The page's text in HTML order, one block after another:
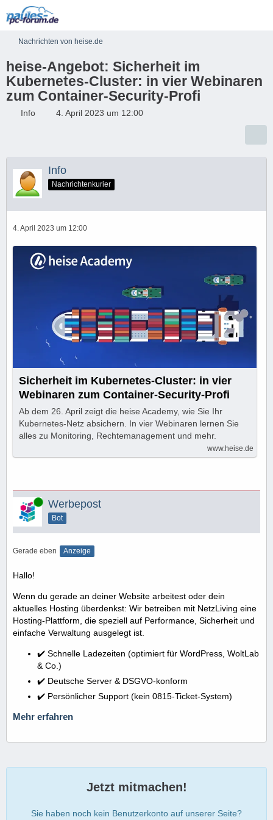
Nachrichten von heise.de
heise-Angebot: Sicherheit im
Kubernetes-Cluster: in vier Webinaren
zum Container-Security-Profi
Info 4. April 2023 um 12:00
Info
Nachrichtenkurier
4. April 2023 um 12:00
Sicherheit im Kubernetes-Cluster: in vier
Webinaren zum Container-Security-Profi
Ab dem 26. April zeigt die heise Academy, wie Sie Ihr
Kubernetes-Netz absichern. In vier Webinaren lernen Sie
alles zu Monitoring, Rechtemanagement und mehr.
www.heise.de
Online Werbepost
Bot
Gerade eben Anzeige
Hallo!
Wenn du gerade an deiner Website arbeitest oder dein
aktuelles Hosting überdenkst: Wir betreiben mit NetzLiving eine
Hosting-Plattform, die speziell auf Performance, Sicherheit und
einfache Verwaltung ausgelegt ist.
✔️ Schnelle Ladezeiten (optimiert für WordPress, WoltLab
& Co.)
✔️ Deutsche Server & DSGVO-konform
✔️ Persönlicher Support (kein 0815-Ticket-System)
Mehr erfahren
Jetzt mitmachen!
Sie haben noch kein Benutzerkonto auf unserer Seite?